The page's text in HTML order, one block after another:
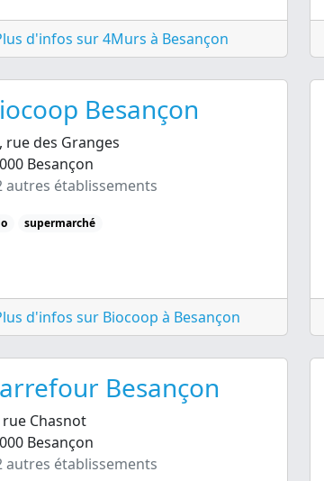
d'infos sur 4Murs à Besançon
Besançon
rue des Granges
Besançon
autres établissements
supermarché
d'infos sur Biocoop à Besançon
Besançon
rue Chasnot
Besançon
autres établissements